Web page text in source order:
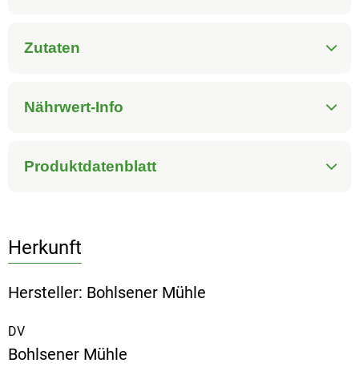
Zutaten
Nährwert-Info
Produktdatenblatt
Herkunft
Hersteller: Bohlsener Mühle
DV
Bohlsener Mühle